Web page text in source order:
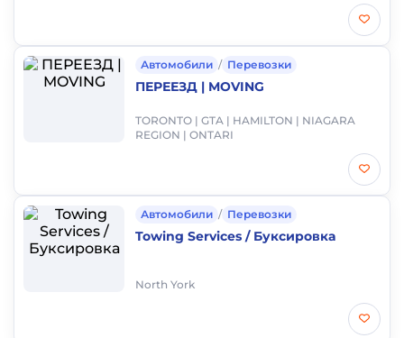
Автомобили / Перевозки
ПЕРЕЕЗД | MOVING
TORONTO | GTA | HAMILTON | NIAGARA
REGION | ONTARI
Автомобили / Перевозки
Towing Services / Буксировка
North York